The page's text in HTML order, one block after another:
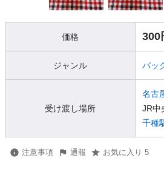
価格 300
ジャンル バッ
受け渡し場所
名古
JR中
千種
注意事項 通報 お気に入り 5